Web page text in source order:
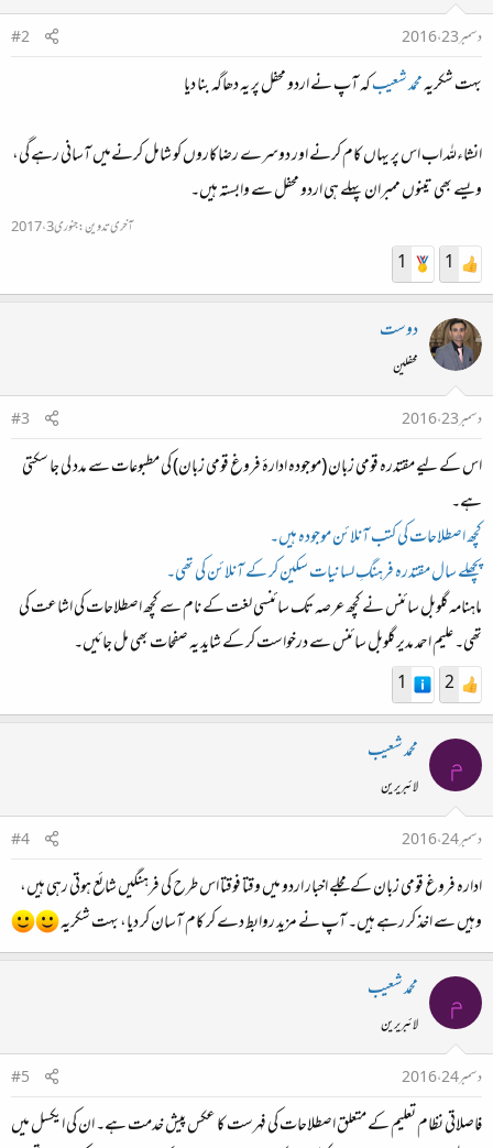
دسمبر 23، 2016
#2
بہت شکریہمحمد شعیبکہ آپ نے اردو محفل پر یہ دھاگہ بنا دیا
انشاءللہ اب اس پر یہاں کام کرنے اور دوسرے رضاکاروں کو شامل کرنےمیں آسانی رہے گی،
ویسے بھی تینوں ممبران پہلے ہی اردو محفل سے وابستہ ہیں۔
آخری تدوین:جنوری 3، 2017
1
1
دوست
محفلین
دسمبر 23، 2016
#3
اس کے لیے مقتدرہ قومی زبان (موجودہ ادارۂ فروغ قومی زبان) کی مطبوعات سے مدد لی جا سکتی
ہے۔
کچھ اصطلاحات کی کتب آنلائن موجودہ ہیں۔
پچھلے سال مقتدرہ فرہنگِ لسانیات سکین کر کے آنلائن کی تھی۔
ماہنامہ گلوبل سائنس نے کچھ عرصہ تک سائنسی لغت کے نام سے کچھ اصطلاحات کی اشاعت کی
تھی۔ علیم احمد مدیر گلوبل سائنس سے درخواست کر کے شاید یہ صفحات بھی مل جائیں۔
2
1
م محمد شعیب
لائبریرین
دسمبر 24، 2016
#4
ادارہ فروغ قومی زبان کے مجلے اخبار اردو میں وقتا فوقتا اس طرح کی فرہنگیں شائع ہوتی رہی ہیں،
وہیں سے اخذ کر رہے ہیں۔ آپ نے مزید روابط دے کر کام آسان کر دیا، بہت شکریہ
م محمد شعیب
لائبریرین
دسمبر 24، 2016
#5
فاصلاتی نظام تعلیم کے متعلق اصطلاحات کی فہرست کا عکس پیش خدمت ہے۔ ان کی ایکسل میں